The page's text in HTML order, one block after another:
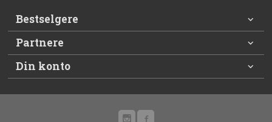
Bestselgere
Partnere
Din konto